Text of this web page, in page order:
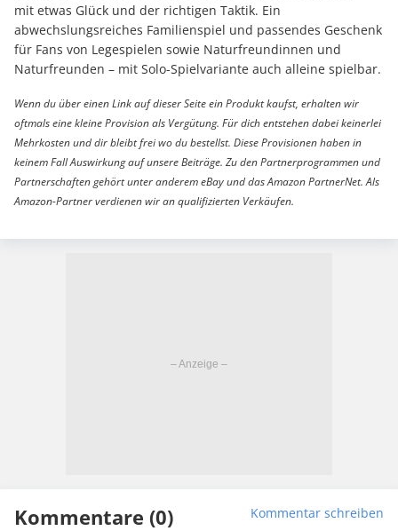
mit etwas Glück und der richtigen Taktik. Ein
abwechslungsreiches Familienspiel und passendes Geschenk
für Fans von Legespielen sowie Naturfreundinnen und
Naturfreunden – mit Solo-Spielvariante auch alleine spielbar.
Wenn du über einen Link auf dieser Seite ein Produkt kaufst, erhalten wir
oftmals eine kleine Provision als Vergütung. Für dich entstehen dabei keinerlei
Mehrkosten und dir bleibt frei wo du bestellst. Diese Provisionen haben in
keinem Fall Auswirkung auf unsere Beiträge. Zu den Partnerprogrammen und
Partnerschaften gehört unter anderem eBay und das Amazon PartnerNet. Als
Amazon-Partner verdienen wir an qualifizierten Verkäufen.
Kommentare (0) Kommentar schreiben